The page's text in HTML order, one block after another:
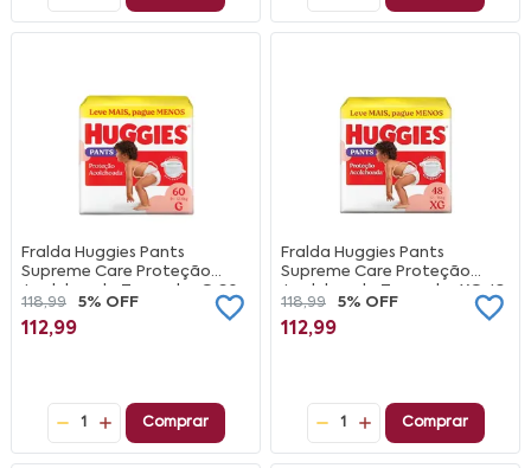
Fralda Huggies Pants
Supreme Care Proteção
Acolchoada Tamanho G 60
Unidades
118,99 5% OFF
112,99
1 Comprar
Fralda Huggies Pants
Supreme Care Proteção
Acolchoada Tamanho XG 48
Unidades
118,99 5% OFF
112,99
1 Comprar